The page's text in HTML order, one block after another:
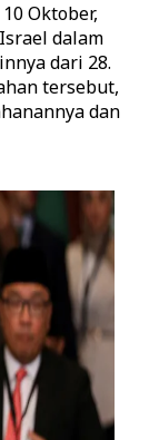
Oktober,
dalam
dari 28.
tersebut,
dan